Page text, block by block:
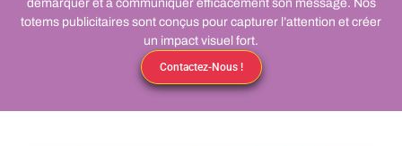
démarquer et à communiquer efficacement son message. Nos
totems publicitaires sont conçus pour capturer l’attention et créer
un impact visuel fort.
Contactez-Nous !